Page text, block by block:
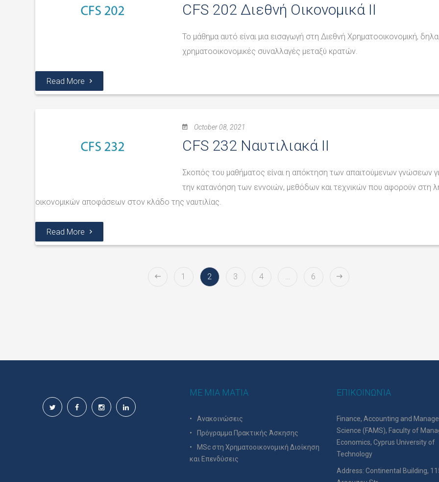
CFS 202 Διεθνή Οικονομικά II
Το μάθημα αυτό είναι μια εισαγωγή στη Διεθνή Χρηματοοικονομική,
χρηματοοικονομικές συναλλαγές μεταξύ κρατών.
Read More
October 08, 2021
CFS 232 Ναυτιλιακά II
Σκοπός του μαθήματος είναι η απόκτηση των απαιτούμενων γνώσεων
την κατανόηση των εννοιών, μεθόδων και τεχνικών που αφορούν στη
οικονομικών αποφάσεων στον κλάδο της ναυτιλίας.
Read More
1 2 3 4 … 6
ΜΕ ΜΙΑ ΜΑΤΙΑ
Ανακοινώσεις
Πρόγραμμα Πρακτικής Άσκησης
MSc στη Χρηματοοικονομική Διοίκηση
και Επενδύσεις
ΕΠΙΚΟΙΝΩΝΊΑ
Finance, Accounting and
Science (FAMS), Faculty of
Economics, Cyprus University of
Technology
Address: Continental Building,